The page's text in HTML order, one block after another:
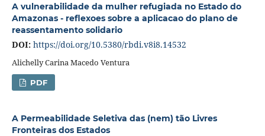
A vulnerabilidade da mulher refugiada no Estado do
Amazonas - reflexoes sobre a aplicacao do plano de
reassentamento solidario
DOI: https://doi.org/10.5380/rbdi.v8i8.14532
Alichelly Carina Macedo Ventura
PDF
A Permeabilidade Seletiva das (nem) tão Livres
Fronteiras dos Estados